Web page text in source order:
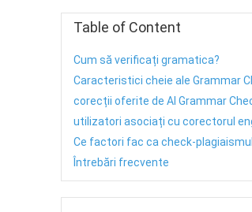
Table of Content
Cum să verificați gramatica?
Caracteristici cheie ale Grammar
corecții oferite de AI Grammar
utilizatori asociați cu corectorul
Ce factori fac ca check-
Întrebări frecvente